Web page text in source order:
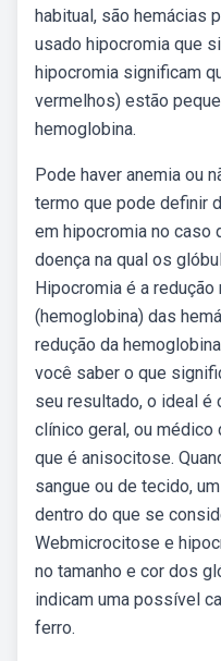
habitual, são hemácias
usado hipocromia que
hipocromia significam
vermelhos) estão
hemoglobina.
Pode haver anemia ou
termo que pode definir
em hipocromia no caso
doença na qual os
Hipocromia é a
(hemoglobina) das
redução da
você saber o que
seu resultado, o ideal é
clínico geral, ou médico
que é anisocitose.
sangue ou de tecido,
dentro do que se
Webmicrocitose e
no tamanho e cor dos
indicam uma possível
ferro.